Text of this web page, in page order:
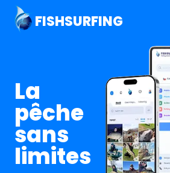
FISHSURFING
La
pêche
sans
limites